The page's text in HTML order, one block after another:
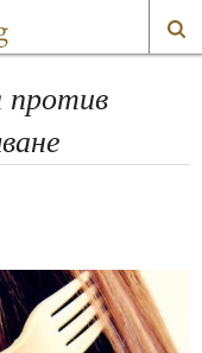
против